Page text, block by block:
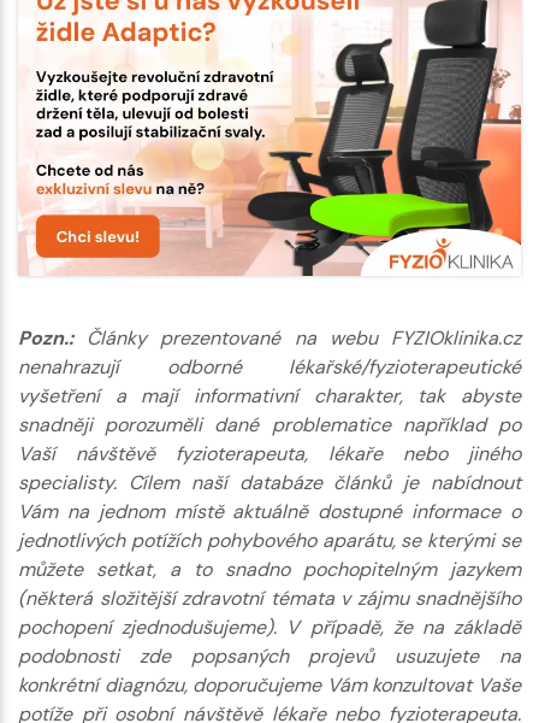
Pozn.:Články prezentované na webu FYZIOklinika.cz
nenahrazují odborné lékařské/fyzioterapeutické
vyšetření a mají informativní charakter, tak abyste
snadněji porozuměli dané problematice například po
Vaší návštěvě fyzioterapeuta, lékaře nebo jiného
specialisty. Cílem naší databáze článků je nabídnout
Vám na jednom místě aktuálně dostupné informace o
jednotlivých potížích pohybového aparátu, se kterými se
můžete setkat, a to snadno pochopitelným jazykem
(některá složitější zdravotní témata v zájmu snadnějšího
pochopení zjednodušujeme). V případě, že na základě
podobnosti zde popsaných projevů usuzujete na
konkrétní diagnózu, doporučujeme Vám konzultovat Vaše
potíže při osobní návštěvě lékaře nebo fyzioterapeuta.